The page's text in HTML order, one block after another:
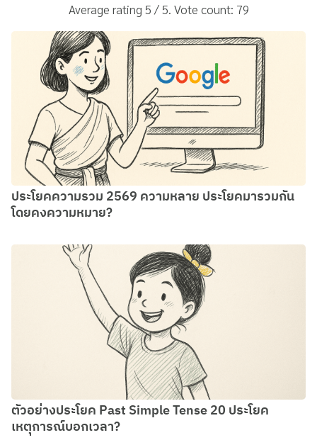
Average rating 5 / 5. Vote count: 79
ประโยคความรวม 2569 ความหลาย ประโยคมารวมกัน
โดยคงความหมาย?
ตัวอย่างประโยค Past Simple Tense 20 ประโยค
เหตุการณ์บอกเวลา?